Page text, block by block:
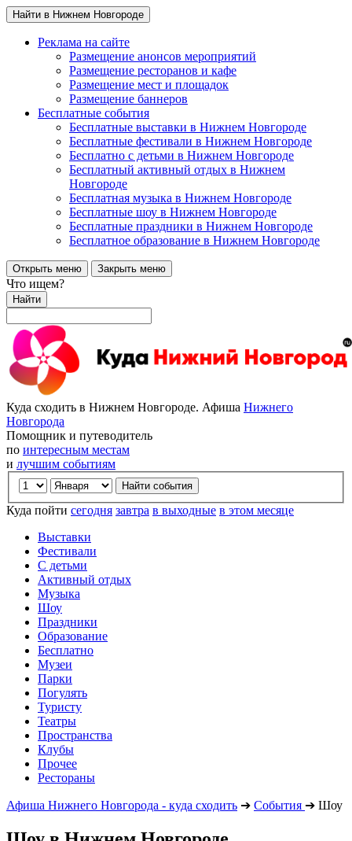
Найти в Нижнем Новгороде
Реклама на сайте
Размещение анонсов мероприятий
Размещение ресторанов и кафе
Размещение мест и площадок
Размещение баннеров
Бесплатные события
Бесплатные выставки в Нижнем Новгороде
Бесплатные фестивали в Нижнем Новгороде
Бесплатно с детьми в Нижнем Новгороде
Бесплатный активный отдых в Нижнем
Новгороде
Бесплатная музыка в Нижнем Новгороде
Бесплатные шоу в Нижнем Новгороде
Бесплатные праздники в Нижнем Новгороде
Бесплатное образование в Нижнем Новгороде
Открыть меню Закрыть меню
Что ищем?
Найти
Куда сходить в Нижнем Новгороде. Афиша Нижнего
Новгорода
Помощник и путеводитель
по интересным местам
и лучшим событиям
Куда пойти сегодня завтра в выходные в этом месяце
Выставки
Фестивали
С детьми
Активный отдых
Музыка
Шоу
Праздники
Образование
Бесплатно
Музеи
Парки
Погулять
Туристу
Театры
Пространства
Клубы
Прочее
Рестораны
Афиша Нижнего Новгорода - куда сходить ➔ События ➔ Шоу